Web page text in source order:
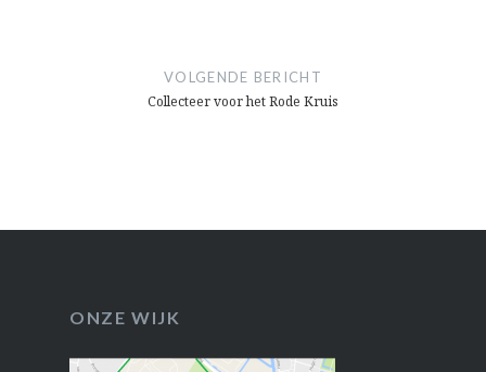
VOLGENDE BERICHT
Collecteer voor het Rode Kruis
ONZE WIJK